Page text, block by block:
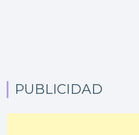
PUBLICIDAD